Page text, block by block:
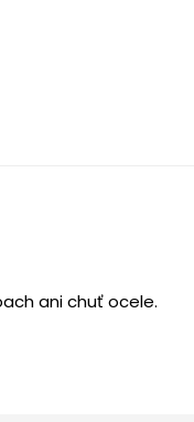
ani chuť ocele.